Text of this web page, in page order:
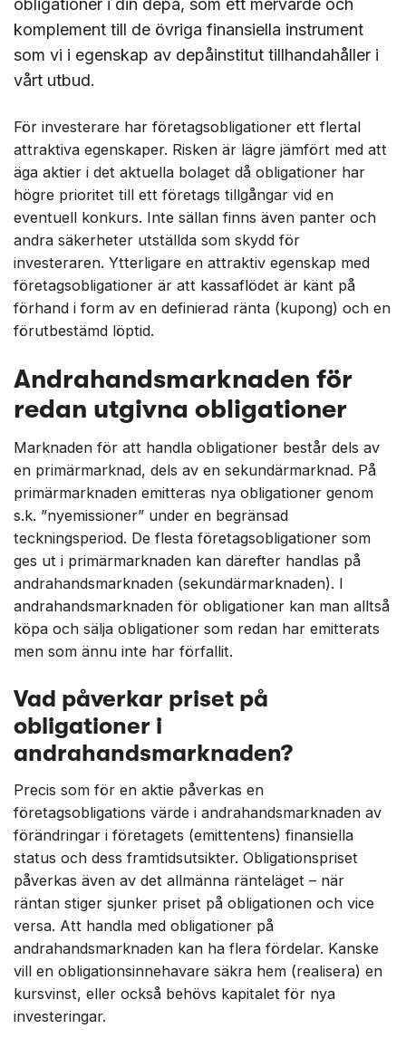
obligationer i din depå, som ett mervärde och
komplement till de övriga finansiella instrument
som vi i egenskap av depåinstitut tillhandahåller i
vårt utbud.
För investerare har företagsobligationer ett flertal
attraktiva egenskaper. Risken är lägre jämfört med att
äga aktier i det aktuella bolaget då obligationer har
högre prioritet till ett företags tillgångar vid en
eventuell konkurs. Inte sällan finns även panter och
andra säkerheter utställda som skydd för
investeraren. Ytterligare en attraktiv egenskap med
företagsobligationer är att kassaflödet är känt på
förhand i form av en definierad ränta (kupong) och en
förutbestämd löptid.
Andrahandsmarknaden för
redan utgivna obligationer
Marknaden för att handla obligationer består dels av
en primärmarknad, dels av en sekundärmarknad. På
primärmarknaden emitteras nya obligationer genom
s.k. ”nyemissioner” under en begränsad
teckningsperiod. De flesta företagsobligationer som
ges ut i primärmarknaden kan därefter handlas på
andrahandsmarknaden (sekundärmarknaden). I
andrahandsmarknaden för obligationer kan man alltså
köpa och sälja obligationer som redan har emitterats
men som ännu inte har förfallit.
Vad påverkar priset på
obligationer i
andrahandsmarknaden?
Precis som för en aktie påverkas en
företagsobligations värde i andrahandsmarknaden av
förändringar i företagets (emittentens) finansiella
status och dess framtidsutsikter. Obligationspriset
påverkas även av det allmänna ränteläget – när
räntan stiger sjunker priset på obligationen och vice
versa. Att handla med obligationer på
andrahandsmarknaden kan ha flera fördelar. Kanske
vill en obligationsinnehavare säkra hem (realisera) en
kursvinst, eller också behövs kapitalet för nya
investeringar.